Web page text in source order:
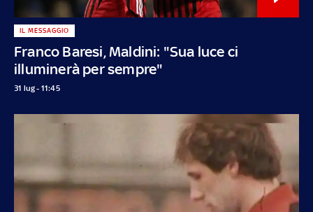
Franco Baresi, Maldini: "Sua luce ci
illuminerà per sempre"
IL MESSAGGIO
31 lug - 11:45